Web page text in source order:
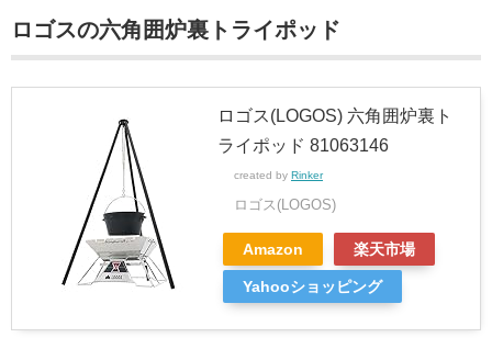
ロゴスの六角囲炉裏トライポッド
ロゴス(LOGOS) 六角囲炉裏ト
ライポッド 81063146
created by Rinker
ロゴス(LOGOS)
Amazon 楽天市場
Yahooショッピング